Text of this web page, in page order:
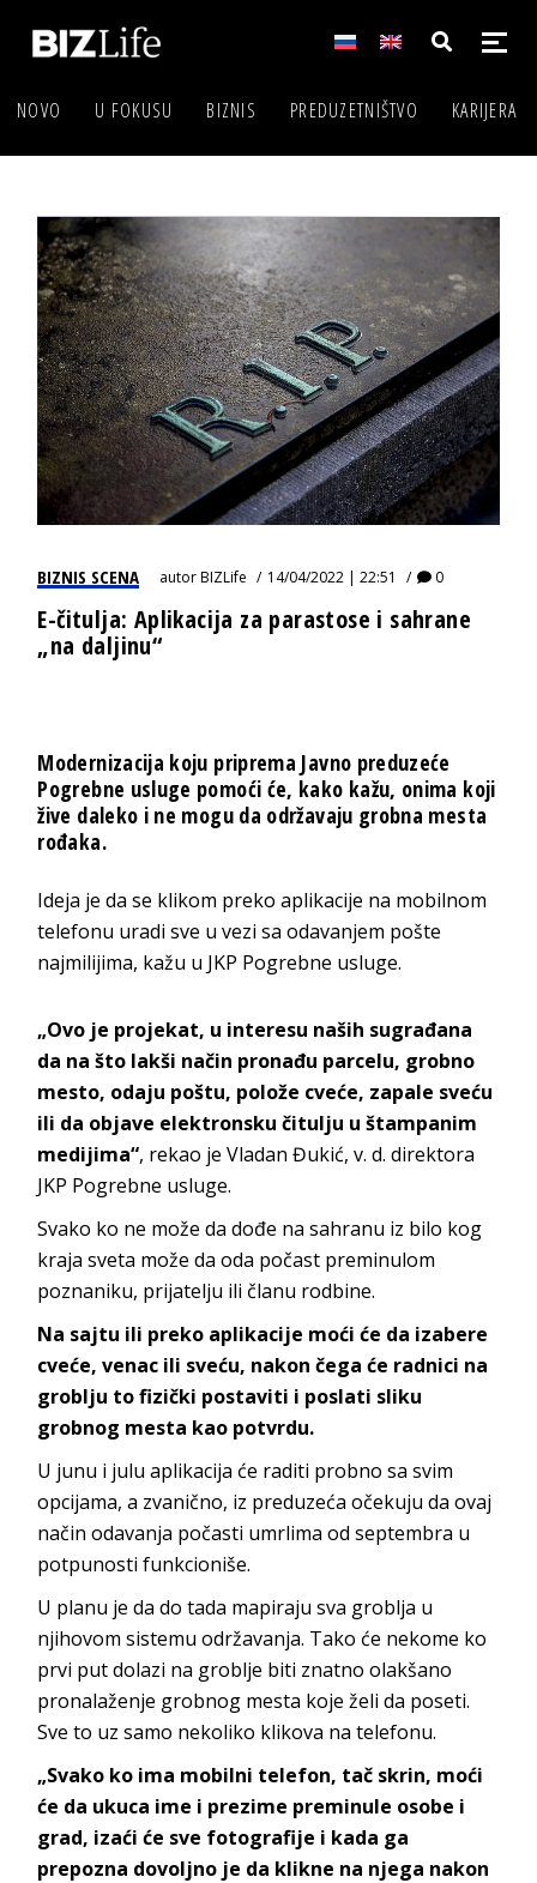
NOVO U FOKUSU BIZNIS PREDUZETNIŠTVO KARIJERA
BIZNIS SCENA autorBIZLife 14/04/2022 | 22:51 0
E-čitulja: Aplikacija za parastose i sahrane
„na daljinu“
Modernizacija koju priprema Javno preduzeće
Pogrebne usluge pomoći će, kako kažu, onima koji
žive daleko i ne mogu da održavaju grobna mesta
rođaka.
Ideja je da se klikom preko aplikacije na mobilnom
telefonu uradi sve u vezi sa odavanjem pošte
najmilijima, kažu u JKP Pogrebne usluge.
„Ovo je projekat, u interesu naših sugrađana
da na što lakši način pronađu parcelu, grobno
mesto, odaju poštu, polože cveće, zapale sveću
ili da objave elektronsku čitulju u štampanim
medijima“, rekao je Vladan Đukić, v. d. direktora
JKP Pogrebne usluge.
Svako ko ne može da dođe na sahranu iz bilo kog
kraja sveta može da oda počast preminulom
poznaniku, prijatelju ili članu rodbine.
Na sajtu ili preko aplikacije moći će da izabere
cveće, venac ili sveću, nakon čega će radnici na
groblju to fizički postaviti i poslati sliku
grobnog mesta kao potvrdu.
U junu i julu aplikacija će raditi probno sa svim
opcijama, a zvanično, iz preduzeća očekuju da ovaj
način odavanja počasti umrlima od septembra u
potpunosti funkcioniše.
U planu je da do tada mapiraju sva groblja u
njihovom sistemu održavanja. Tako će nekome ko
prvi put dolazi na groblje biti znatno olakšano
pronalaženje grobnog mesta koje želi da poseti.
Sve to uz samo nekoliko klikova na telefonu.
„Svako ko ima mobilni telefon, tač skrin, moći
će da ukuca ime i prezime preminule osobe i
grad, izaći će sve fotografije i kada ga
prepozna dovoljno je da klikne na njega nakon